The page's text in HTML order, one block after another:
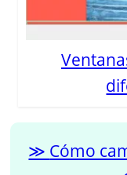
Cómo